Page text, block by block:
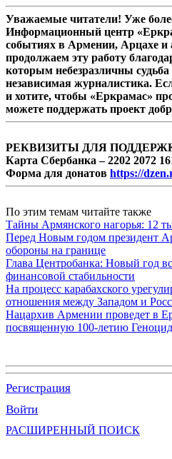
Уважаемые читатели! Уже
Информационный центр
событиях в Армении, Арцахе
продолжаем эту работу
которым небезразличны
независимая журналистика.
и хотите, чтобы «Еркрамас»
можете поддержать проект
РЕКВИЗИТЫ ДЛЯ
Карта Сбербанка – 2202 2072
Форма для донатов https://
По этим темам читайте также
Тайны Армянского нагорья: 12
Перед Новым годом президент
обороны на границе
Глава Центробанка: Новый год
финансовой стабильности
На процесс карабахского
отношения между Западом и
Нацархив Армении проведет в
посвященную 100-летию
Регистрация
Войти
РАСШИРЕННЫЙ ПОИСК